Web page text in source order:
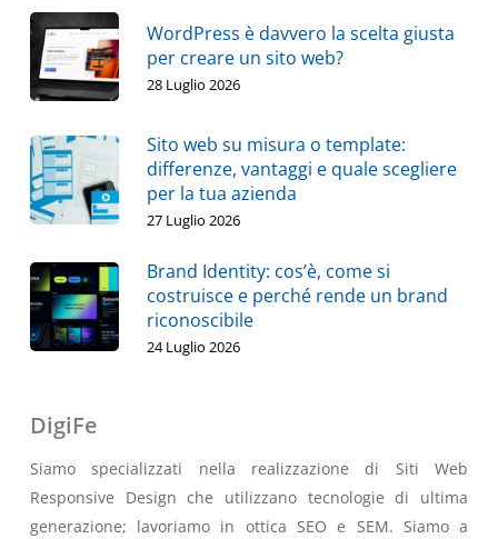
WordPress è davvero la scelta giusta
per creare un sito web?
28 Luglio 2026
Sito web su misura o template:
differenze, vantaggi e quale scegliere
per la tua azienda
27 Luglio 2026
Brand Identity: cos’è, come si
costruisce e perché rende un brand
riconoscibile
24 Luglio 2026
DigiFe
Siamo specializzati nella realizzazione di Siti Web
Responsive Design che utilizzano tecnologie di ultima
generazione; lavoriamo in ottica SEO e SEM. Siamo a